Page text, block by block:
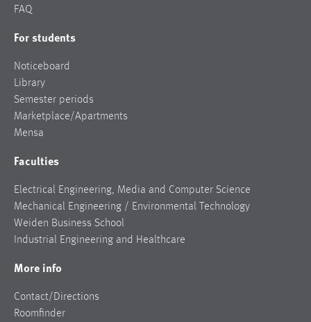
FAQ
For students
Noticeboard
Library
Semester periods
Marketplace/Apartments
Mensa
Faculties
Electrical Engineering, Media and Computer Science
Mechanical Engineering / Environmental Technology
Weiden Business School
Industrial Engineering and Healthcare
More info
Contact/Directions
Roomfinder